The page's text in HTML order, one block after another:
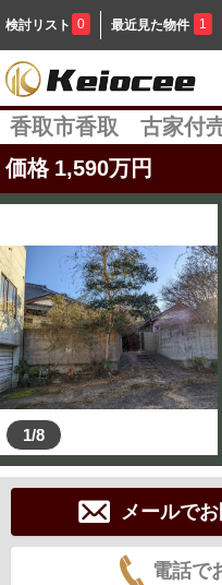
検討リスト 0 最近見た物件 1
香取市香取 古家付
価格 1,590万円
1/8
メールで
電話で